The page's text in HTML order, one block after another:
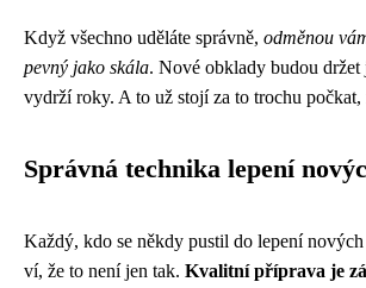
Když všechno uděláte správně, odměnou
pevný jako skála. Nové obklady budou držet
vydrží roky. A to už stojí za to trochu počkat,
Správná technika lepení
Každý, kdo se někdy pustil do lepení nových
ví, že to není jen tak. Kvalitní příprava je